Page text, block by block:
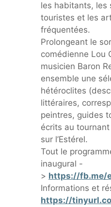
les habitants, les
touristes et les
fréquentées.
Prolongeant le
comédienne Lou
musicien Baron
ensemble une
hétéroclites
littéraires,
peintres, guides
écrits au
sur l’Estérel.
Tout le
inaugural -
> https://fb.me/
Informations et
https://